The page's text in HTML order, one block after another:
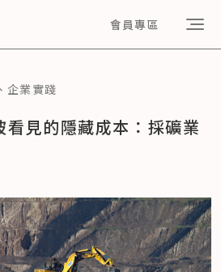
會員專區
、 企業實踐
見的隱藏成本：採礦業